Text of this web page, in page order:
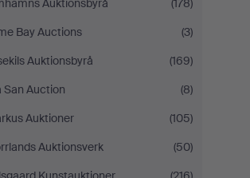
Auktionsbyrå
(178)
Bay Auctions
(3)
Auktionsbyrå
(169)
San Auction
(8)
Auktioner
(105)
Auktionsverk
(50)